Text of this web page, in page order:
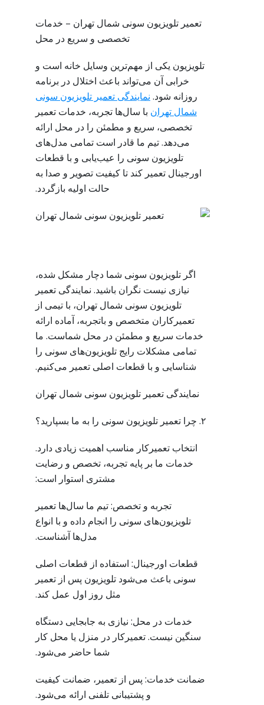
تعمیر تلویزیون سونی شمال تهران – خدمات
تخصصی و سریع در محل
تلویزیون یکی از مهم‌ترین وسایل خانه است و
خرابی آن می‌تواند باعث اختلال در برنامه
روزانه شود. نمایندگی تعمیر تلویزیون سونی
شمال تهران با سال‌ها تجربه، خدمات تعمیر
تخصصی، سریع و مطمئن را در محل ارائه
می‌دهد. تیم ما قادر است تمامی مدل‌های
تلویزیون سونی را عیب‌یابی و با قطعات
اورجینال تعمیر کند تا کیفیت تصویر و صدا به
حالت اولیه بازگردد.
اگر تلویزیون سونی شما دچار مشکل شده،
نیازی نیست نگران باشید. نمایندگی تعمیر
تلویزیون سونی شمال تهران، با تیمی از
تعمیرکاران متخصص و باتجربه، آماده ارائه
خدمات سریع و مطمئن در محل شماست. ما
تمامی مشکلات رایج تلویزیون‌های سونی را
شناسایی و با قطعات اصلی تعمیر می‌کنیم.
نمایندگی تعمیر تلویزیون سونی شمال تهران
۲. چرا تعمیر تلویزیون سونی را به ما بسپارید؟
انتخاب تعمیرکار مناسب اهمیت زیادی دارد.
خدمات ما بر پایه تجربه، تخصص و رضایت
مشتری استوار است:
تجربه و تخصص: تیم ما سال‌ها تعمیر
تلویزیون‌های سونی را انجام داده و با انواع
مدل‌ها آشناست.
قطعات اورجینال: استفاده از قطعات اصلی
سونی باعث می‌شود تلویزیون پس از تعمیر
مثل روز اول عمل کند.
خدمات در محل: نیازی به جابجایی دستگاه
سنگین نیست. تعمیرکار در منزل یا محل کار
شما حاضر می‌شود.
ضمانت خدمات: پس از تعمیر، ضمانت کیفیت
و پشتیبانی تلفنی ارائه می‌شود.